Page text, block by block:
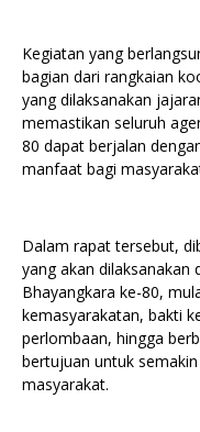
Kegiatan yang
bagian dari rangkaian
yang dilaksanakan
memastikan seluruh
80 dapat berjalan
manfaat bagi
Dalam rapat tersebut,
yang akan dilaksanakan
Bhayangkara ke-80,
kemasyarakatan, bakti
perlombaan, hingga
bertujuan untuk
masyarakat.